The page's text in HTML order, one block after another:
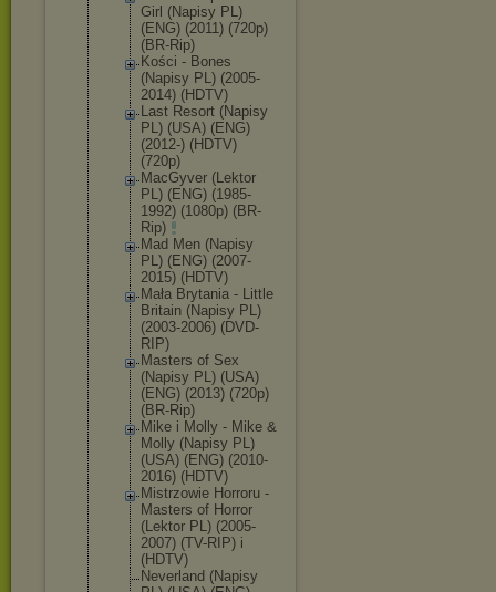
Girl (Napisy PL)
(ENG) (2011) (720p)
(BR-Rip)
Kości - Bones
(Napisy PL) (2005-
2014) (HDTV)
Last Resort (Napisy
PL) (USA) (ENG)
(2012-) (HDTV)
(720p)
MacGyver (Lektor
PL) (ENG) (1985-
1992) (1080p) (BR-
Rip)
Mad Men (Napisy
PL) (ENG) (2007-
2015) (HDTV)
Mała Brytania - Little
Britain (Napisy PL)
(2003-2006) (DVD-
RIP)
Masters of Sex
(Napisy PL) (USA)
(ENG) (2013) (720p)
(BR-Rip)
Mike i Molly - Mike &
Molly (Napisy PL)
(USA) (ENG) (2010-
2016) (HDTV)
Mistrzowie Horroru -
Masters of Horror
(Lektor PL) (2005-
2007) (TV-RIP) i
(HDTV)
Neverland (Napisy